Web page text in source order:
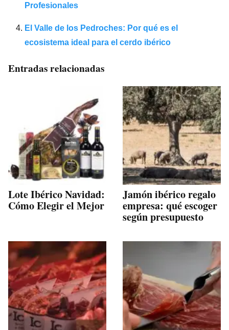
Profesionales
El Valle de los Pedroches: Por qué es el
ecosistema ideal para el cerdo ibérico
Entradas relacionadas
Lote Ibérico Navidad:
Cómo Elegir el Mejor
Jamón ibérico regalo
empresa: qué escoger
según presupuesto